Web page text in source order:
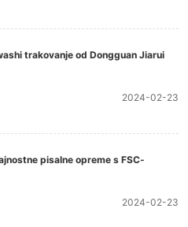
trakovanje od Dongguan Jiarui
2024-02-23
pisalne opreme s FSC-
2024-02-23